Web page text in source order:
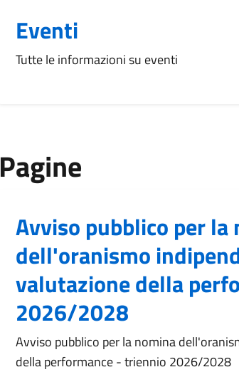
Eventi
Tutte le informazioni su eventi
Pagine
Avviso pubblico per la
dell'oranismo
valutazione della
2026/2028
Avviso pubblico per la nomina
della performance - triennio 2026/2028